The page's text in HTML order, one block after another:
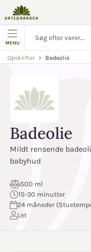
MENU
Opskrifter Badeolie
Badeolie
Mildt rensende
babyhud
500 ml
15-30 minutter
24 måneder
Let